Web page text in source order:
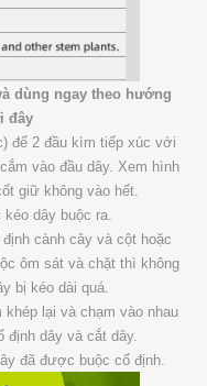
dùng ngay theo hướng
đây
để 2 đầu kìm tiếp xúc với
vào đầu dây. Xem hình
giữ không vào hết.
dây buộc ra.
cành cây và cột hoặc
ôm sát và chặt thì không
bị kéo dài quá.
lại và chạm vào nhau
định dây và cắt dây.
đã được buộc cố định.